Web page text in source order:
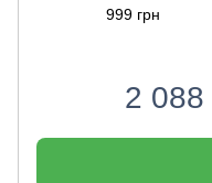
999 грн
2 088